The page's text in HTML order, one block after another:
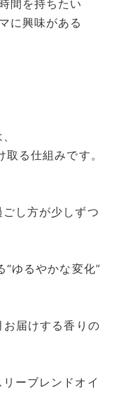
間を持ちたい
に興味がある
る仕組みです。
し方が少しずつ
“ゆるやかな変化”
お届けする香りの
ーブレンドオイ